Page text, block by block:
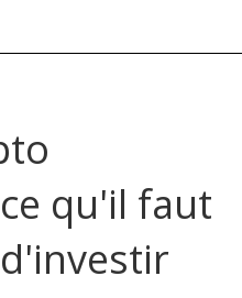
qu'il faut